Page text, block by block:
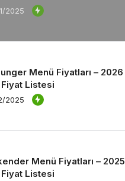
2025
Menü Fiyatları – 2026
Listesi
2025
Menü Fiyatları – 2025
Listesi